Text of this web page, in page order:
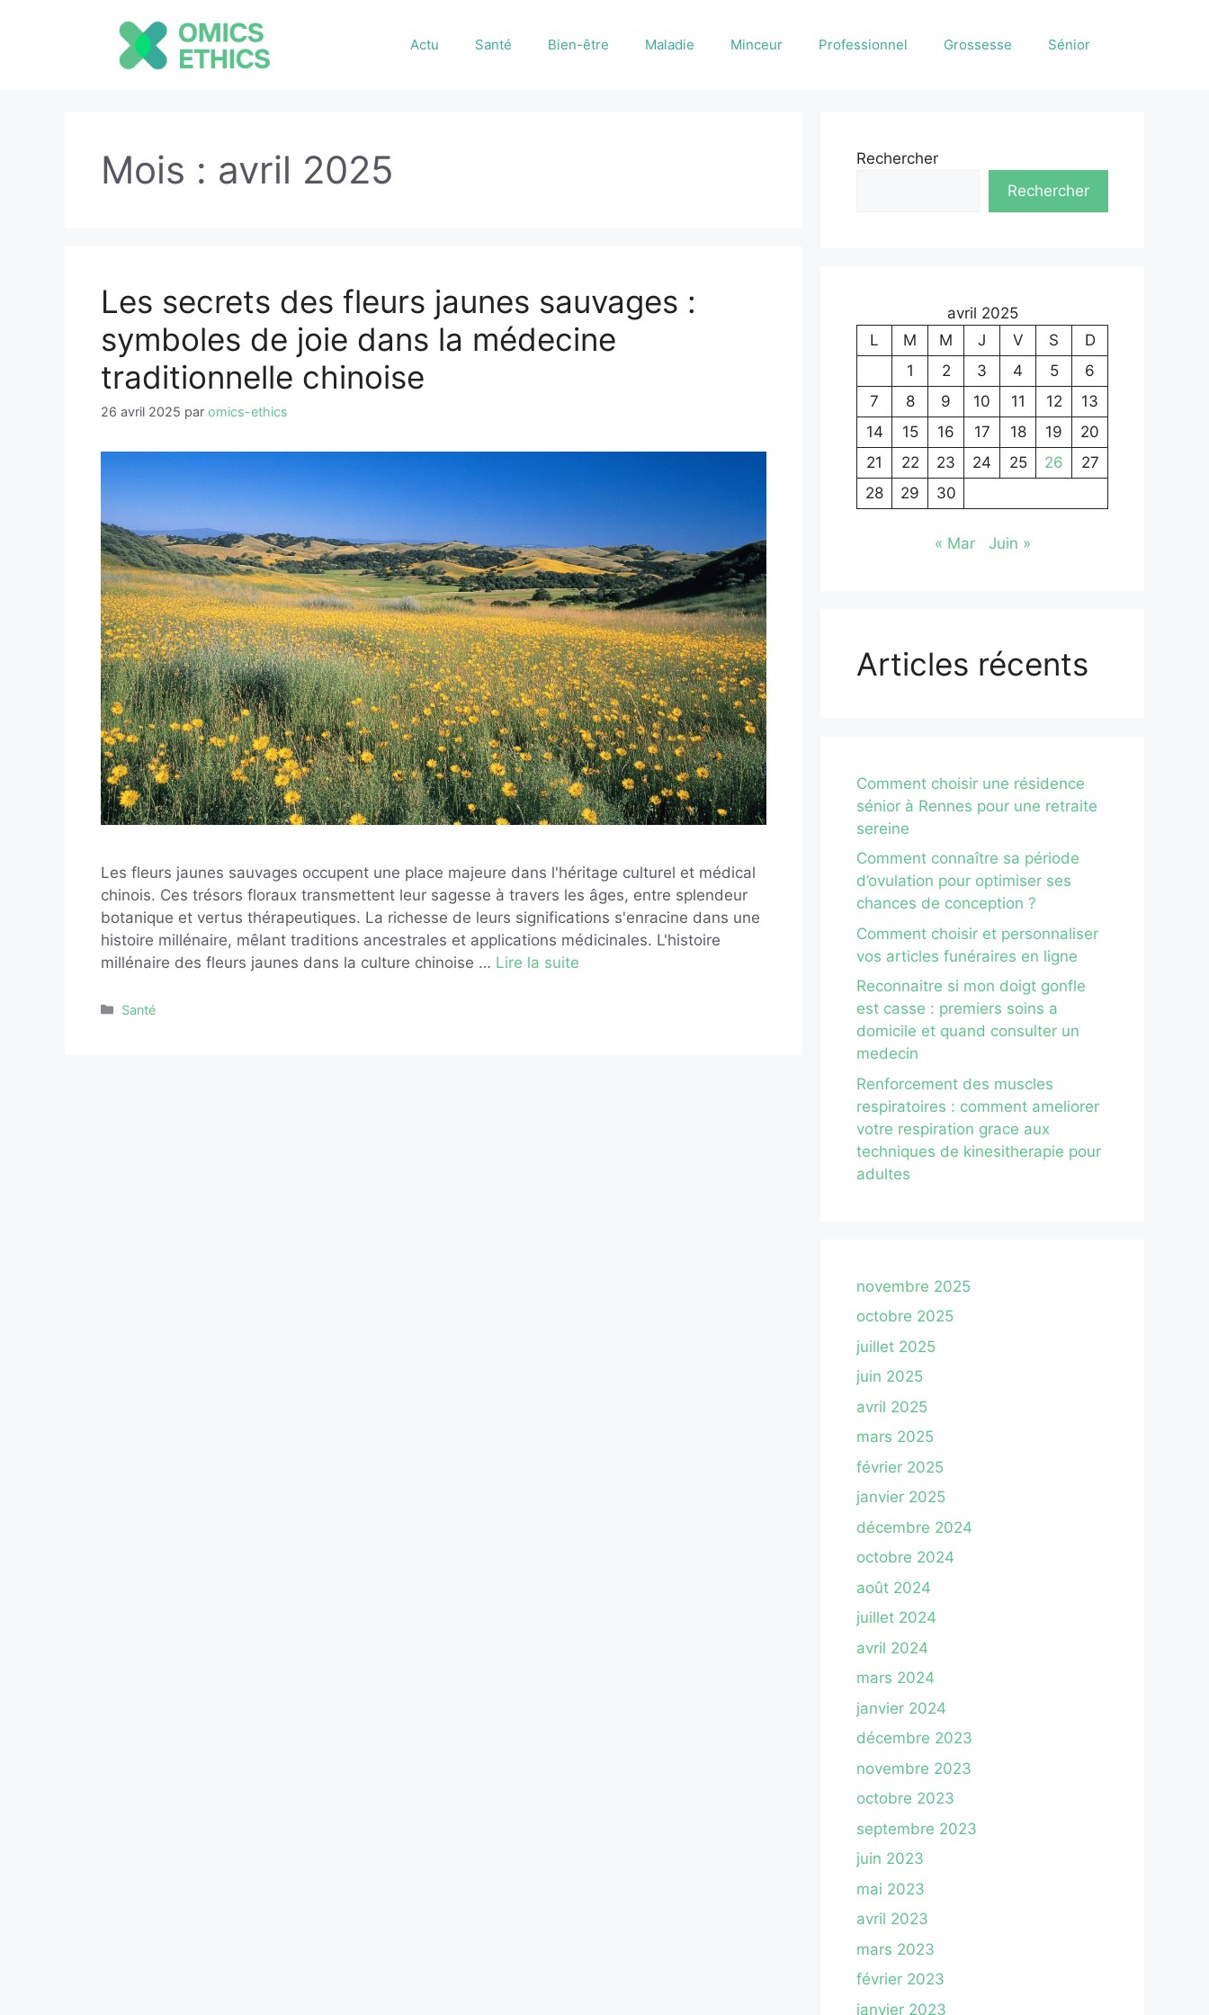
Actu Santé Bien-être Maladie Minceur Professionnel Grossesse Sénior
Mois : avril 2025
Les secrets des fleurs jaunes sauvages :
symboles de joie dans la médecine
traditionnelle chinoise
26 avril 2025 par omics-ethics
Les fleurs jaunes sauvages occupent une place majeure dans l'héritage culturel et médical
chinois. Ces trésors floraux transmettent leur sagesse à travers les âges, entre splendeur
botanique et vertus thérapeutiques. La richesse de leurs significations s'enracine dans une
histoire millénaire, mêlant traditions ancestrales et applications médicinales. L'histoire
millénaire des fleurs jaunes dans la culture chinoise … Lire la suite
Catégories
Santé
Rechercher
Rechercher
avril 2025
L
M M J V S
D
1
2 3 4 5
6
7
8 9 10 11 12
13
14
15 16 17 18 19
20
21
22 23 24 25 26
27
28
29 30
« Mar Juin »
Articles récents
Comment choisir une résidence
sénior à Rennes pour une retraite
sereine
Comment connaître sa période
d’ovulation pour optimiser ses
chances de conception ?
Comment choisir et personnaliser
vos articles funéraires en ligne
Reconnaitre si mon doigt gonfle
est casse : premiers soins a
domicile et quand consulter un
medecin
Renforcement des muscles
respiratoires : comment ameliorer
votre respiration grace aux
techniques de kinesitherapie pour
adultes
novembre 2025
octobre 2025
juillet 2025
juin 2025
avril 2025
mars 2025
février 2025
janvier 2025
décembre 2024
octobre 2024
août 2024
juillet 2024
avril 2024
mars 2024
janvier 2024
décembre 2023
novembre 2023
octobre 2023
septembre 2023
juin 2023
mai 2023
avril 2023
mars 2023
février 2023
janvier 2023